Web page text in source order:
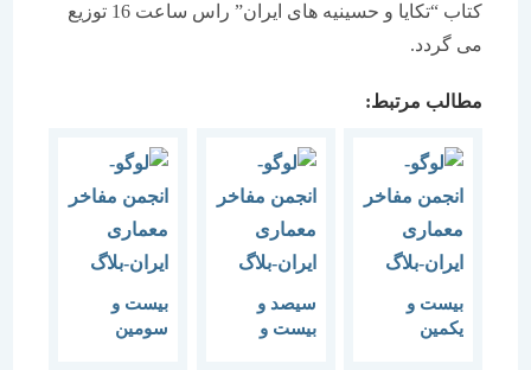
کتاب “تکایا و حسینیه های ایران” راس ساعت 16 توزیع
می گردد.
مطالب مرتبط:
بیست و
سیصد و
بیست و
بیست و
سومین